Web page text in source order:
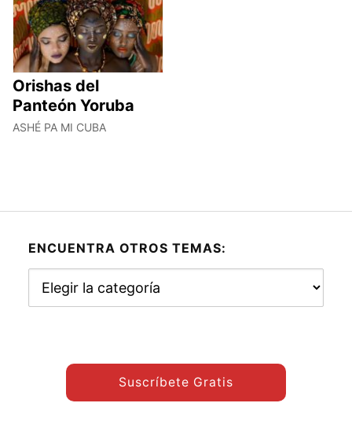
Orishas del
Panteón Yoruba
ASHÉ PA MI CUBA
ENCUENTRA OTROS TEMAS:
otros
Suscríbete Gratis